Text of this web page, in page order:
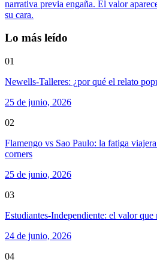
narrativa previa engaña. El valor
su cara.
Lo más leído
01
Newells-Talleres: ¿por qué el relato
25 de junio, 2026
02
Flamengo vs Sao Paulo: la fatiga
corners
25 de junio, 2026
03
Estudiantes-Independiente: el valor que
24 de junio, 2026
04